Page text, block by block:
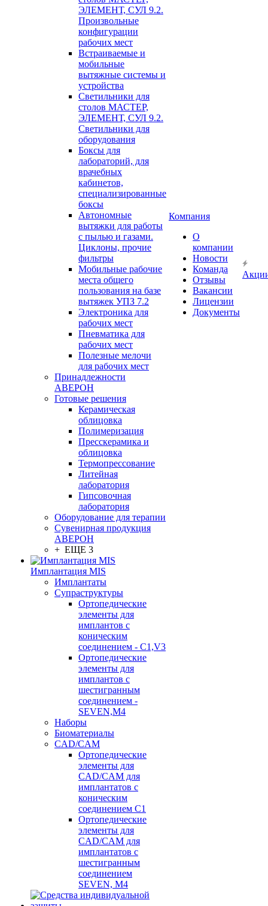
ЭЛЕМЕНТ, СУЛ 9.2.
Произвольные
конфигурации
рабочих мест
Встраиваемые и
мобильные
вытяжные системы и
устройства
Светильники для
столов МАСТЕР,
ЭЛЕМЕНТ, СУЛ 9.2.
Светильники для
оборудования
Боксы для
лабораторий, для
врачебных
кабинетов,
специализированные
боксы
Автономные
вытяжки для работы
с пылью и газами.
Циклоны, прочие
фильтры
Мобильные рабочие
места общего
пользования на базе
вытяжек УПЗ 7.2
Электроника для
рабочих мест
Пневматика для
рабочих мест
Полезные мелочи
для рабочих мест
Принадлежности
АВЕРОН
Готовые решения
Керамическая
облицовка
Полимеризация
Пресскерамика и
облицовка
Термопрессование
Литейная
лаборатория
Гипсовочная
лаборатория
Оборудование для терапии
Сувенирная продукция
АВЕРОН
+ ЕЩЕ 3
Имплантация MIS
Имплантаты
Супраструктуры
Ортопедические
элементы для
имплантов с
коническим
соединением - C1,V3
Ортопедические
элементы для
имплантов с
шестигранным
соединением -
SEVEN,M4
Наборы
Биоматериалы
CAD/CAM
Ортопедические
элементы для
CAD/CAM для
имплантатов с
коническим
соединением С1
Ортопедические
элементы для
CAD/CAM для
имплантатов с
шестигранным
соединением
SEVEN, М4
Компания
О
компании
Новости
Команда
Отзывы
Вакансии
Лицензии
Документы